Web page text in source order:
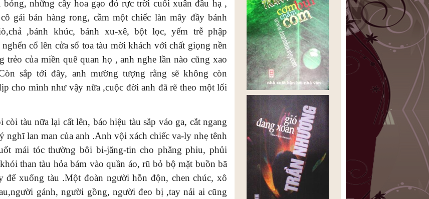
bóng, những cây hoa gạo đỏ rực trời cuối xuân đầu hạ ,
gái bán hàng rong, cầm một chiếc làn mây đầy bánh
,bánh khúc, bánh xu-xê, bột lọc, yếm trễ phập
cổ lên cửa sổ toa tàu mời khách với chất giọng nền
trẻo của miền quê quan họ , anh nghe lần nào cũng xao
sắp tới đây, anh mường tượng rằng sẽ không còn
cho mình như vậy nữa ,cuộc đời anh đã rẽ theo một lối
còi tàu nữa lại cất lên, báo hiệu tàu sắp váo ga, cắt ngang
nghĩ lan man của anh .Anh vội xách chiếc va-ly nhẹ tênh
ốt mái tóc thường bôi bi-jăng-tin cho phẳng phiu, phủi
than tàu hỏa bám vào quần áo, rũ bỏ bộ mặt buồn bã
để xuống tàu .Một đoàn người hỗn độn, chen chúc, xô
gánh, người gồng, người đeo bị ,tay nải ai cũng